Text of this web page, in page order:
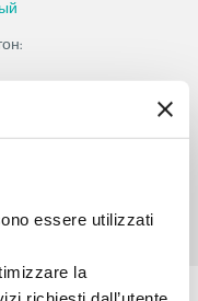
essere utilizzati
la